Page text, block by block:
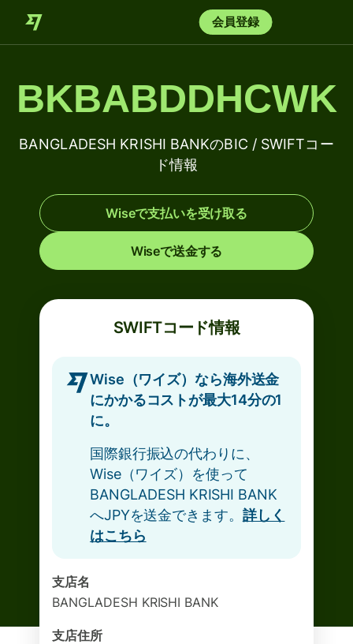
会員登録
BKBABDDHCWK
BANGLADESH KRISHI BANKのBIC / SWIFTコー
ド情報
Wiseで支払いを受け取る
Wiseで送金する
SWIFTコード情報
Wise（ワイズ）なら海外送金
にかかるコストが最大14分の1
に。
国際銀行振込の代わりに、
Wise（ワイズ）を使って
BANGLADESH KRISHI BANK
へJPYを送金できます。 詳しく
はこちら
支店名
BANGLADESH KRISHI BANK
支店住所